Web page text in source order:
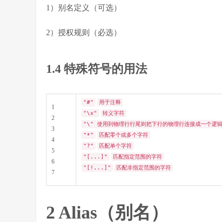
1）别名定义（可选）
2）授权规则（必选）
1.4 特殊符号的用法
1
2
3
4
5
6
7
"#"
用于注释
"\x"
转义字符
"\" 使用到物理行行尾则把下行的物理行连接成一个逻
"*"
匹配零个或多个字符
"?"
匹配单个字符
"[...]"
匹配指定范围的字符
"[!...]"
匹配非指定范围的字符
2 Alias（别名）